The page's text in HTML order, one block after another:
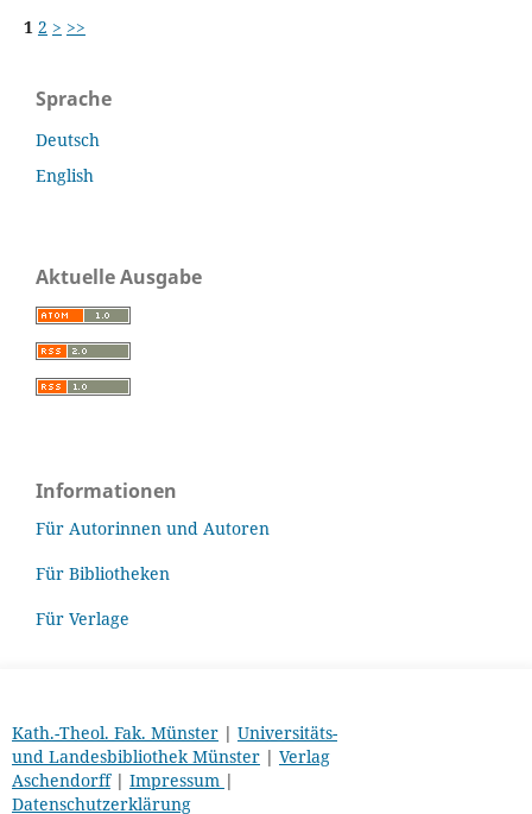
1 2 > >>
Sprache
Deutsch
English
Aktuelle Ausgabe
Informationen
Für Autorinnen und Autoren
Für Bibliotheken
Für Verlage
Kath.-Theol. Fak. Münster| Universitäts-
und Landesbibliothek Münster| Verlag
Aschendorff| Impressum |
Datenschutzerklärung